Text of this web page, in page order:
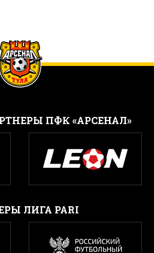
ПФК «АРСЕНАЛ»
ЛИГА PARI